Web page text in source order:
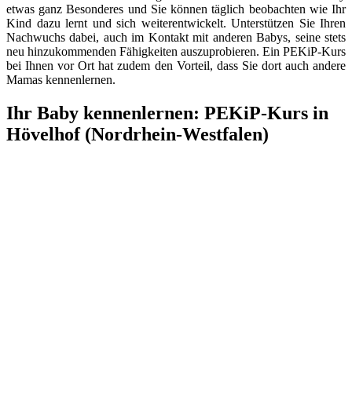
etwas ganz Besonderes und Sie können täglich beobachten wie Ihr
Kind dazu lernt und sich weiterentwickelt. Unterstützen Sie Ihren
Nachwuchs dabei, auch im Kontakt mit anderen Babys, seine stets
neu hinzukommenden Fähigkeiten auszuprobieren. Ein PEKiP-Kurs
bei Ihnen vor Ort hat zudem den Vorteil, dass Sie dort auch andere
Mamas kennenlernen.
Ihr Baby kennenlernen: PEKiP-Kurs in
Hövelhof (Nordrhein-Westfalen)